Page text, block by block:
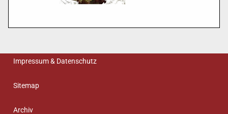
Impressum & Datenschutz
Sitemap
Archiv